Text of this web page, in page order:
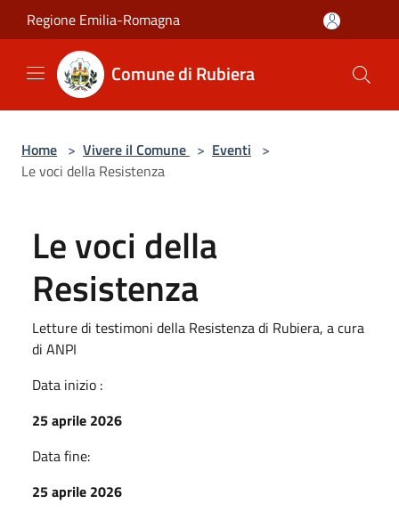
Salta al contenuto principale
Regione Emilia-Romagna
Comune di Rubiera
Home > Vivere il Comune > Eventi >
Le voci della Resistenza
Le voci della
Resistenza
Letture di testimoni della Resistenza di Rubiera, a cura
di ANPI
Data inizio :
25 aprile 2026
Data fine:
25 aprile 2026